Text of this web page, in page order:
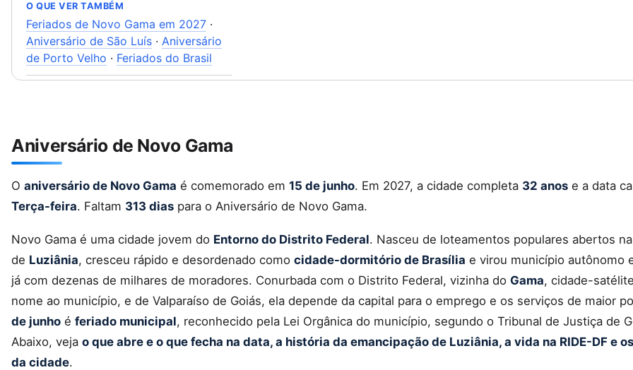
O QUE VER TAMBÉM
Feriados de Novo Gama em 2027 ·
Aniversário de São Luís · Aniversário
de Porto Velho · Feriados do Brasil
Aniversário de Novo Gama
O aniversário de Novo Gama é comemorado em 15 de junho. Em 2027, a cidade completa 32 anos e a data
Terça-feira. Faltam 313 dias para o Aniversário de Novo Gama.
Novo Gama é uma cidade jovem do Entorno do Distrito Federal. Nasceu de loteamentos populares abertos
de Luziânia, cresceu rápido e desordenado como cidade-dormitório de Brasília e virou município autônomo
já com dezenas de milhares de moradores. Conurbada com o Distrito Federal, vizinha do Gama, cidade-
nome ao município, e de Valparaíso de Goiás, ela depende da capital para o emprego e os serviços de maior
de junho é feriado municipal, reconhecido pela Lei Orgânica do município, segundo o Tribunal de Justiça de
Abaixo, veja o que abre e o que fecha na data, a história da emancipação de Luziânia, a vida na RIDE-DF e
da cidade.